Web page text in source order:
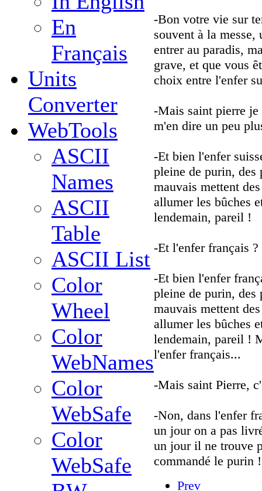
En
Français
Units
Converter
WebTools
ASCII
Names
ASCII
Table
ASCII List
Color
Wheel
Color
WebNames
Color
WebSafe
Color
WebSafe
-Bon votre vie sur
souvent à la
entrer au paradis,
grave, et que vous
choix entre l'enfer
-Mais saint pierre
m'en dire un peu
-Et bien l'enfer
pleine de purin, des
mauvais mettent
allumer les bûches
lendemain, pareil !
-Et l'enfer français ?
-Et bien l'enfer
pleine de purin, des
mauvais mettent
allumer les bûches
lendemain, pareil !
l'enfer français...
-Mais saint Pierre,
-Non, dans l'enfer
un jour on a pas
un jour il ne trouve
commandé le purin
Prev